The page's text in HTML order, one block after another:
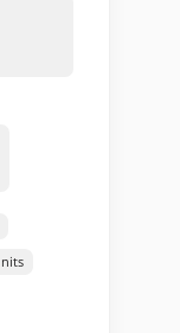
nits